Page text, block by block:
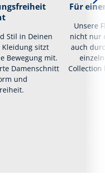
Stil in Deinen
sitzt
Bewegung mit.
Damenschnitt
und
Für
Unsere
nicht nur
auch